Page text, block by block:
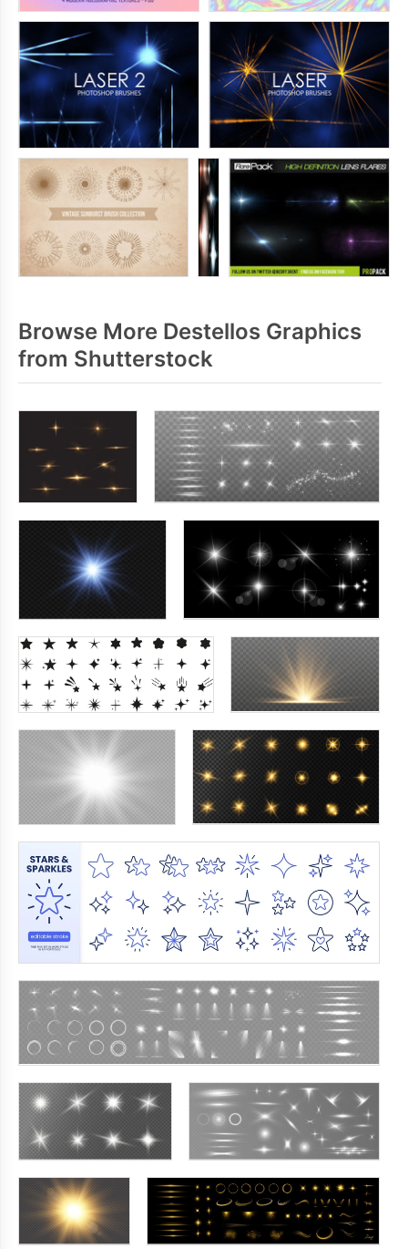
Browse More Destellos Graphics
from Shutterstock